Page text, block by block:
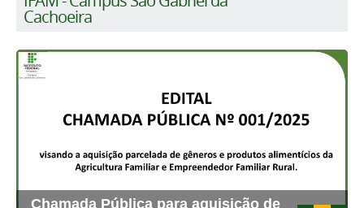
Cachoeira
Chamada Pública para aquisição de